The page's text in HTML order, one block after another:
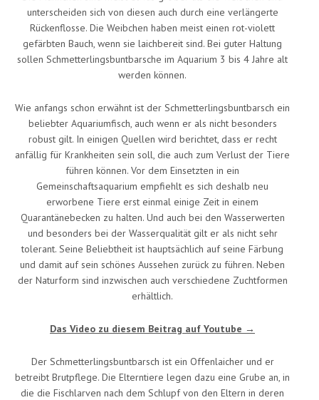
unterscheiden sich von diesen auch durch eine verlängerte
Rückenflosse. Die Weibchen haben meist einen rot-violett
gefärbten Bauch, wenn sie laichbereit sind. Bei guter Haltung
sollen Schmetterlingsbuntbarsche im Aquarium 3 bis 4 Jahre alt
werden können.
Wie anfangs schon erwähnt ist der Schmetterlingsbuntbarsch ein
beliebter Aquariumfisch, auch wenn er als nicht besonders
robust gilt. In einigen Quellen wird berichtet, dass er recht
anfällig für Krankheiten sein soll, die auch zum Verlust der Tiere
führen können. Vor dem Einsetzten in ein
Gemeinschaftsaquarium empfiehlt es sich deshalb neu
erworbene Tiere erst einmal einige Zeit in einem
Quarantänebecken zu halten. Und auch bei den Wasserwerten
und besonders bei der Wasserqualität gilt er als nicht sehr
tolerant. Seine Beliebtheit ist hauptsächlich auf seine Färbung
und damit auf sein schönes Aussehen zurück zu führen. Neben
der Naturform sind inzwischen auch verschiedene Zuchtformen
erhältlich.
Das Video zu diesem Beitrag auf Youtube →
Der Schmetterlingsbuntbarsch ist ein Offenlaicher und er
betreibt Brutpflege. Die Elterntiere legen dazu eine Grube an, in
die die Fischlarven nach dem Schlupf von den Eltern in deren